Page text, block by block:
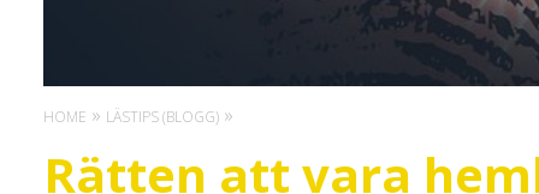
HOME LÄSTIPS (BLOGG)
Rätten att vara